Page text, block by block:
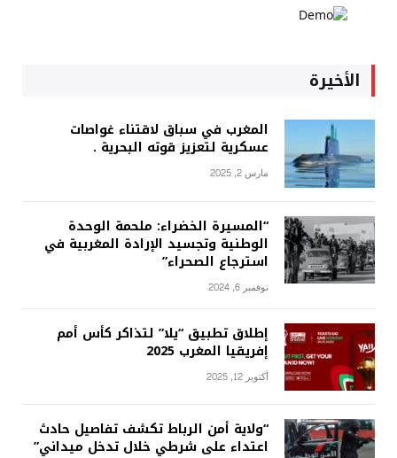
الأخيرة
المغرب في سباق لاقتناء غواصات
عسكرية لتعزيز قوته البحرية .
مارس 2, 2025
“المسيرة الخضراء: ملحمة الوحدة
الوطنية وتجسيد الإرادة المغربية في
استرجاع الصحراء”
نوفمبر 6, 2024
إطلاق تطبيق “يلا” لتذاكر كأس أمم
إفريقيا المغرب 2025
أكتوبر 12, 2025
“ولاية أمن الرباط تكشف تفاصيل حادث
اعتداء على شرطي خلال تدخل ميداني”